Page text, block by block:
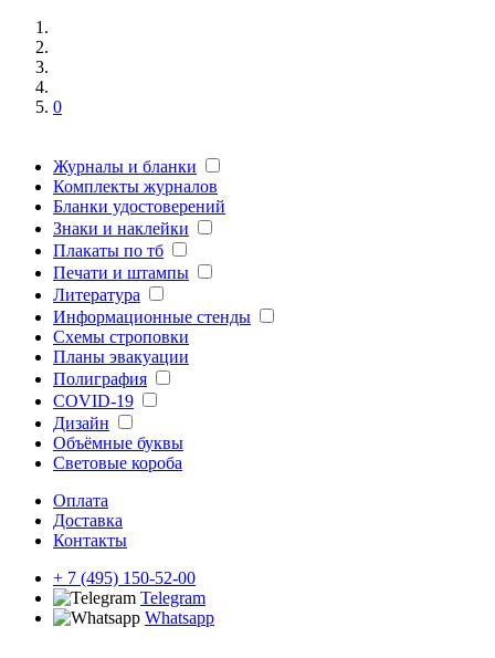
0
Журналы и бланки
Комплекты журналов
Бланки удостоверений
Знаки и наклейки
Плакаты по тб
Печати и штампы
Литература
Информационные стенды
Схемы строповки
Планы эвакуации
Полиграфия
COVID-19
Дизайн
Объёмные буквы
Световые короба
Оплата
Доставка
Контакты
+ 7 (495) 150-52-00
Telegram
Whatsapp